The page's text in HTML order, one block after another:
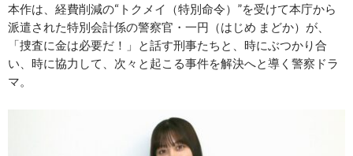
本作は、経費削減の“トクメイ（特別命令）”を受けて本庁から
派遣された特別会計係の警察官・一円（はじめ まどか）が、
「捜査に金は必要だ！」と話す刑事たちと、時にぶつかり合
い、時に協力して、次々と起こる事件を解決へと導く警察ドラ
マ。